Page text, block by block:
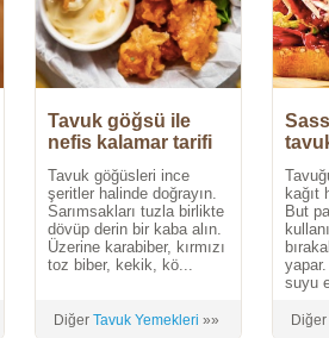
Tavuk göğsü ile
nefis kalamar tarifi
Tavuk göğüsleri ince
şeritler halinde doğrayın.
Sarımsakları tuzla birlikte
dövüp derin bir kaba alın.
Üzerine karabiber, kırmızı
toz biber, kekik, kö...
DiğerTavuk Yemekleri »»
kağıt
But
suyu